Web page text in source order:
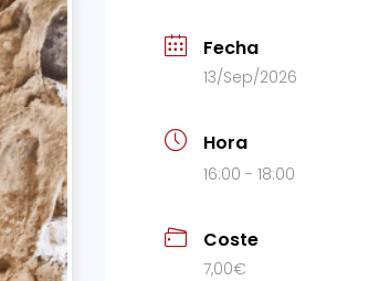
Fecha
13/Sep/2026
Hora
16:00 - 18:00
Coste
7,00€